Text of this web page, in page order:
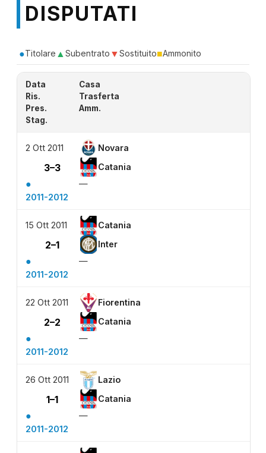
DISPUTATI
●Titolare ▲ Subentrato ▼Sostituito■Ammonito
Data
Casa
Ris.
Trasferta
Pres.
Amm.
Stag.
2 Ott 2011 Novara
3–3 Catania
●
—
2011-2012
15 Ott 2011 Catania
2–1 Inter
●
—
2011-2012
22 Ott 2011 Fiorentina
2–2 Catania
●
—
2011-2012
26 Ott 2011 Lazio
1–1 Catania
●
—
2011-2012